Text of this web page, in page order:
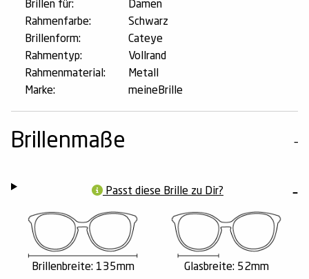
Brillen für:
Damen
Rahmenfarbe:
Schwarz
Brillenform:
Cateye
Rahmentyp:
Vollrand
Rahmenmaterial:
Metall
Marke:
meineBrille
Brillenmaße
Passt diese Brille zu Dir?
Brillenbreite: 135mm Glasbreite: 52mm